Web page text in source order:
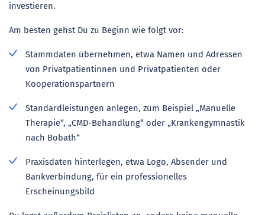
investieren.
Am besten gehst Du zu Beginn wie folgt vor:
Stammdaten übernehmen, etwa Namen und Adressen
von Privatpatientinnen und Privatpatienten oder
Kooperationspartnern
Standardleistungen anlegen, zum Beispiel „Manuelle
Therapie“, „CMD-Behandlung“ oder „Krankengymnastik
nach Bobath“
Praxisdaten hinterlegen, etwa Logo, Absender und
Bankverbindung, für ein professionelles
Erscheinungsbild